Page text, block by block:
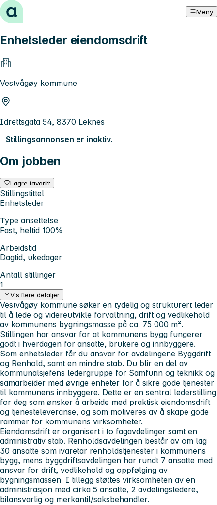
Hopp til innhold Meny
Enhetsleder eiendomsdrift
Vestvågøy kommune
Idrettsgata 54, 8370 Leknes
Stillingsannonsen er inaktiv.
Om jobben
Lagre favoritt
Stillingstittel
Enhetsleder
Type ansettelse
Fast, heltid 100%
Arbeidstid
Dagtid, ukedager
Antall stillinger
1
Vis flere detaljer
Vestvågøy kommune søker en tydelig og strukturert leder
til å lede og videreutvikle forvaltning, drift og vedlikehold
av kommunens bygningsmasse på ca. 75 000 m².
Stillingen har ansvar for at kommunens bygg fungerer
godt i hverdagen for ansatte, brukere og innbyggere.
Som enhetsleder får du ansvar for avdelingene Byggdrift
og Renhold, samt en mindre stab. Du blir en del av
kommunalsjefens ledergruppe for Samfunn og teknikk og
samarbeider med øvrige enheter for å sikre gode tjenester
til kommunens innbyggere. Dette er en sentral lederstilling
for deg som ønsker å arbeide med praktisk eiendomsdrift
og tjenesteleveranse, og som motiveres av å skape gode
rammer for kommunens virksomheter.
Eiendomsdrift er organisert i to fagavdelinger samt en
administrativ stab. Renholdsavdelingen består av om lag
30 ansatte som ivaretar renholdstjenester i kommunens
bygg, mens byggdriftsavdelingen har rundt 7 ansatte med
ansvar for drift, vedlikehold og oppfølging av
bygningsmassen. I tillegg støttes virksomheten av en
administrasjon med cirka 5 ansatte, 2 avdelingsledere,
bilansvarlig og merkantil/saksbehandler.